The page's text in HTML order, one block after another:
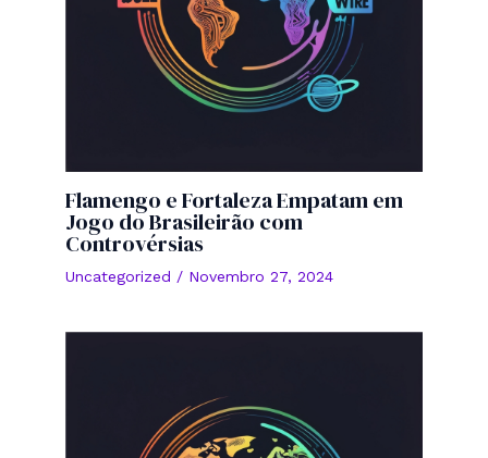
Flamengo e Fortaleza Empatam em
Jogo do Brasileirão com
Controvérsias
Uncategorized / Novembro 27, 2024